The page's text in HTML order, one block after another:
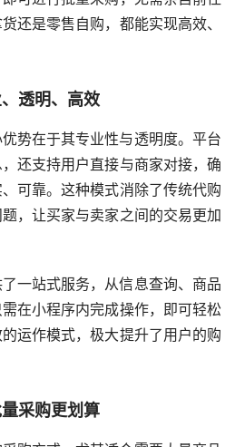
还是零售自购，都能实现高效、
透明、高效
势在于其专业性与透明度。平台
还支持用户直接与商家对接，确
可靠。这种模式消除了传统代购
，让买家与卖家之间的交易更加
一站式服务，从信息查询、商品
在小程序内完成操作，即可轻松
运作模式，极大提升了用户的购
采购更划算